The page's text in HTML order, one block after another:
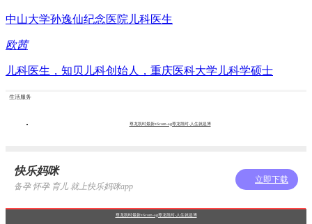
中山大学孙逸仙纪念医院儿科医生
欧茜
儿科医生，知贝儿科创始人，重庆医科大学儿科学硕士
生活服务
尊龙凯时最新z6com-ag尊龙凯时-人生就是博
快乐妈咪
备孕 怀孕 育儿 就上快乐妈咪app
立即下载
尊龙凯时最新z6com-ag尊龙凯时-人生就是博